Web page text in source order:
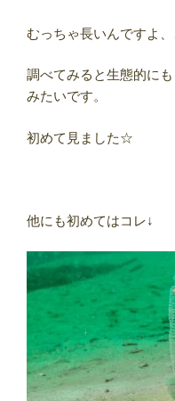
むっちゃ長いんですよ、
調べてみると生態的に
みたいです。
初めて見ました☆
他にも初めてはコレ↓